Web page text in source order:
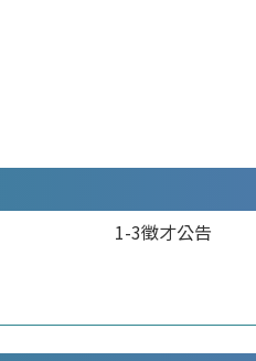
1-3徵才公告